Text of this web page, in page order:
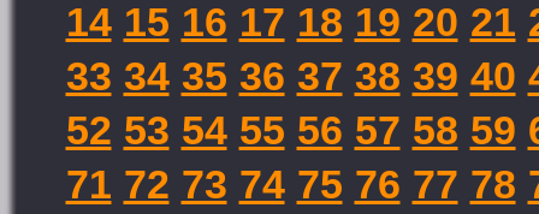
14 15 16 17 18 19 20 21
33 34 35 36 37 38 39 40
52 53 54 55 56 57 58 59
71 72 73 74 75 76 77 78